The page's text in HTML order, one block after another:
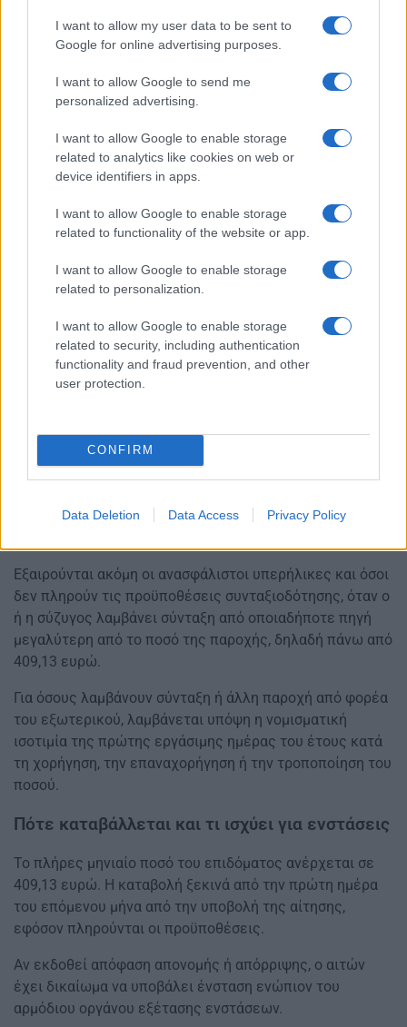
I want to allow my user data to be sent to
Google for online advertising purposes.
I want to allow Google to send me
personalized advertising.
I want to allow Google to enable storage
related to analytics like cookies on web or
device identifiers in apps.
I want to allow Google to enable storage
related to functionality of the website or app.
I want to allow Google to enable storage
related to personalization.
I want to allow Google to enable storage
related to security, including authentication
functionality and fraud prevention, and other
user protection.
CONFIRM
Data Deletion Data Access Privacy Policy
ΟΠΕΚΑ: Οι αλλαγές στο επίδομα παιδιού
ενισχύσεις που χορηγούνται σε άτομα με αναπηρία λόγω
της αναπηρίας τους, το διατροφικό επίδομα για
πάσχοντες από χρόνια νεφρική ανεπάρκεια τελικού
σταδίου και μεταμοσχευμένους, το επίδομα ανεργίας,
καθώς και η διατροφή που καταβάλλεται σε ανήλικο
ιδιωτικό έγγραφο.
φορολογητέα αξία της ακίνητης περιουσίας του
αιτούντος δεν μπορεί να υπερβαίνει τις 90.000 ευρώ,
ενώ το τεκμήριο αντικειμενικής δαπάνης για κινητή
περιουσία, όπως ΙΧ, μοτοσικλέτες ή δίκυκλα, δεν μπορεί
να ξεπερνά τις 6.000 ευρώ.
Ποιοι εξαιρούνται από την παροχή
Από το επίδομα εξαιρούνται οι μοναχοί και οι μοναχές
που διαμένουν σε Ιερές Μονές και συντηρούνται από
αυτές.
Επίσης, δεν δικαιούνται την παροχή όσοι εκτίουν ποινή
Εξαιρούνται ακόμη οι ανασφάλιστοι υπερήλικες και όσοι
δεν πληρούν τις προϋποθέσεις συνταξιοδότησης, όταν ο
ή η σύζυγος λαμβάνει σύνταξη από οποιαδήποτε πηγή
μεγαλύτερη από το ποσό της παροχής, δηλαδή πάνω από
409,13 ευρώ.
Για όσους λαμβάνουν σύνταξη ή άλλη παροχή από φορέα
του εξωτερικού, λαμβάνεται υπόψη η νομισματική
ισοτιμία της πρώτης εργάσιμης ημέρας του έτους κατά
τη χορήγηση, την επαναχορήγηση ή την τροποποίηση του
ποσού.
Πότε καταβάλλεται και τι ισχύει για ενστάσεις
Το πλήρες μηνιαίο ποσό του επιδόματος ανέρχεται σε
409,13 ευρώ. Η καταβολή ξεκινά από την πρώτη ημέρα
του επόμενου μήνα από την υποβολή της αίτησης,
εφόσον πληρούνται οι προϋποθέσεις.
Αν εκδοθεί απόφαση απονομής ή απόρριψης, ο αιτών
έχει δικαίωμα να υποβάλει ένσταση ενώπιον του
αρμόδιου οργάνου εξέτασης ενστάσεων.